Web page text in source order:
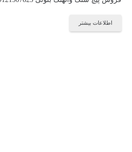
اطلاعات بیشتر